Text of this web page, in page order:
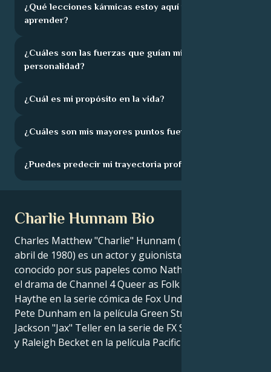
¿Qué lecciones kármicas estoy aquí para
aprender?
¿Cuáles son las fuerzas que guían mi
personalidad?
¿Cuál es mi propósito en la vida?
¿Cuáles son mis mayores puntos fuertes?
¿Puedes predecir mi trayectoria profesional?
Charlie Hunnam Bio
Charles Matthew "Charlie" Hunnam (nacido el 10 de
abril de 1980) es un actor y guionista inglés. Es
conocido por sus papeles como Nathan Maloney en
el drama de Channel 4 Queer as Folk (1999), Lloyd
Haythe en la serie cómica de Fox Undeclared (2001),
Pete Dunham en la película Green Street (2005),
Jackson "Jax" Teller en la serie de FX Sons of Anarchy,
y Raleigh Becket en la película Pacific Rim (2013).